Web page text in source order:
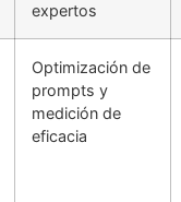
expertos
Optimización de
prompts y
medición de
eficacia